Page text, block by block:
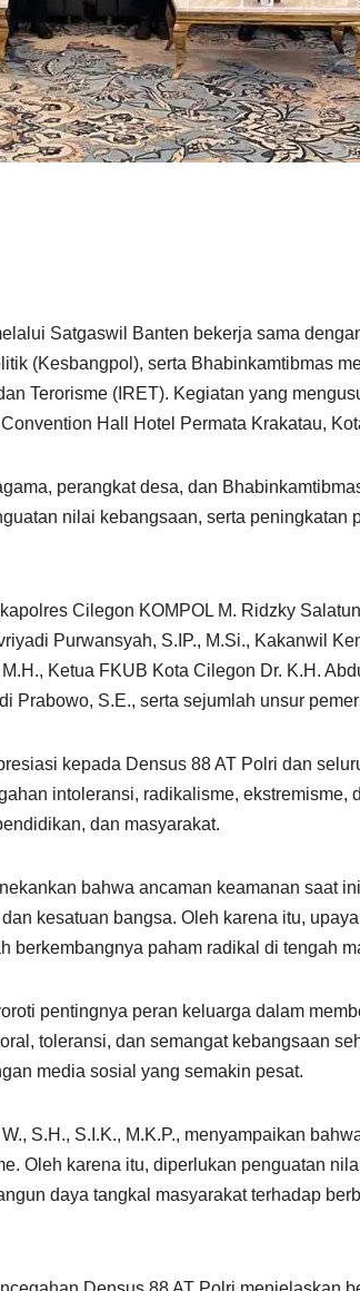
Satgaswil Banten bekerja sama
(Kesbangpol), serta Bhabinkamtibmas
Terorisme (IRET). Kegiatan yang
Hall Hotel Permata Krakatau,
perangkat desa, dan
nilai kebangsaan, serta peningkatan
Cilegon KOMPOL M. Ridzky
Purwansyah, S.IP., M.Si., Kakanwil
Ketua FKUB Kota Cilegon Dr. K.H.
S.E., serta sejumlah unsur
kepada Densus 88 AT Polri dan
intoleransi, radikalisme, ekstremisme,
dan masyarakat.
bahwa ancaman keamanan saat
kesatuan bangsa. Oleh karena itu,
berkembangnya paham radikal di tengah
pentingnya peran keluarga dalam
toleransi, dan semangat kebangsaan
media sosial yang semakin pesat.
S.H., S.I.K., M.K.P., menyampaikan
Oleh karena itu, diperlukan penguatan
daya tangkal masyarakat terhadap